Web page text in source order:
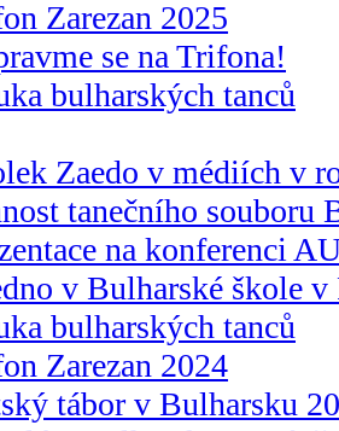
Zarezan 2025
se na Trifona!
bulharských tanců
Zaedo v médiích v
tanečního souboru
na konferenci
v Bulharské škole v
bulharských tanců
Zarezan 2024
tábor v Bulharsku